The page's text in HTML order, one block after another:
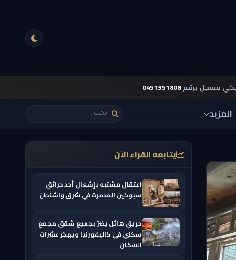
مسجل برقم0451351808
المزيد
يتابعه القراء الآن
اعتقال مشتبه بإشعال أحد حرائق
سبوكين المدمرة في شرق واشنطن
حريق هائل يضرّ بجميع شقق مجمع
سكني في كاليفورنيا ويهجّر عشرات
السكان